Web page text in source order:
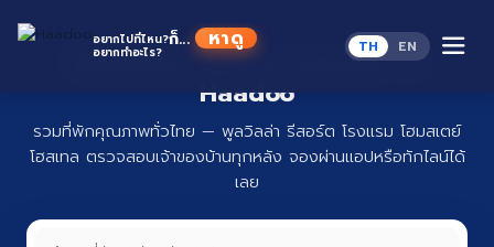
อยากไปที่ไหน?
อยากทำอะไร?
ก็... หาดู TH EN
ที่พักทั่วไทย จองง่าย ปลอดภัย กับ
Haadoo
รวมที่พักคุณภาพทั่วไทย — พูลวิลล่า รีสอร์ต โรงแรม โฮมสเตย์
โฮสเทล ตรวจสอบเจ้าของบ้านทุกหลัง จองผ่านแอปหรือทักไลน์ได้
เลย